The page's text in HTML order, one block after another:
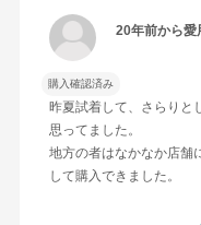
20年前から愛
購入確認済み
昨夏試着して、さらりと
思ってました。
地方の者はなかなか店舗
して購入できました。